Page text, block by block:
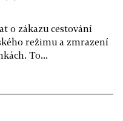
o zákazu cestování
režimu a zmrazení
To...